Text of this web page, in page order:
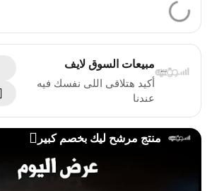
مبيعات السوق لايف
أكيد هتلاقى اللى نفسك فيه
عندنا
منتج مرشح ليك بخصم كبير